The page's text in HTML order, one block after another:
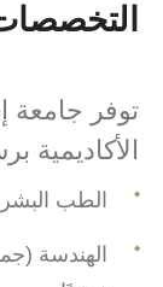
توفر جامعة
الأكاديمية
الطب
الهندسة